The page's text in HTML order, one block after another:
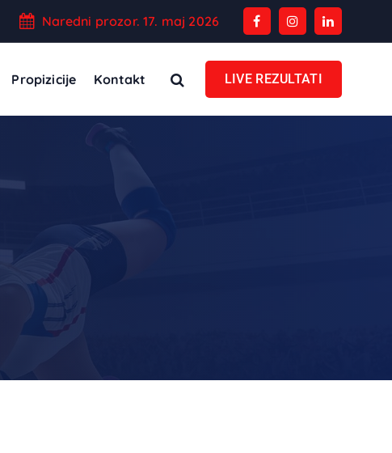
Naredni prozor. 17. maj 2026
Propizicije Kontakt LIVE REZULTATI